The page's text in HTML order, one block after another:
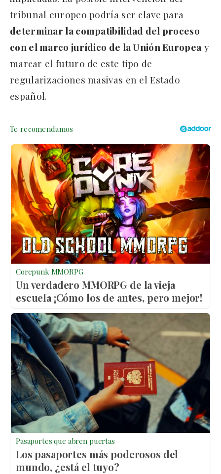
tribunal europeo podría ser clave para
determinar la compatibilidad del proceso
con el marco jurídico de la Unión Europea y
marcar el futuro de este tipo de
regularizaciones masivas en el Estado
español.
Corepunk MMORPG
Un verdadero MMORPG de la vieja
escuela ¡Cómo los de antes, pero mejor!
Pasaportes que abren puertas
Los pasaportes más poderosos del
mundo, ¿está el tuyo?